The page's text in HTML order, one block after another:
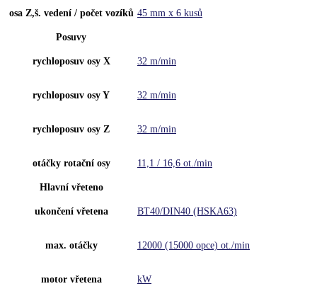
osa Z,š. vedení / počet vozíků 45 mm x 6 kusů
Posuvy
rychloposuv osy X 32 m/min
rychloposuv osy Y 32 m/min
rychloposuv osy Z 32 m/min
otáčky rotační osy 11,1 / 16,6 ot./min
Hlavní vřeteno
ukončení vřetena BT40/DIN40 (HSKA63)
max. otáčky 12000 (15000 opce) ot./min
motor vřetena kW